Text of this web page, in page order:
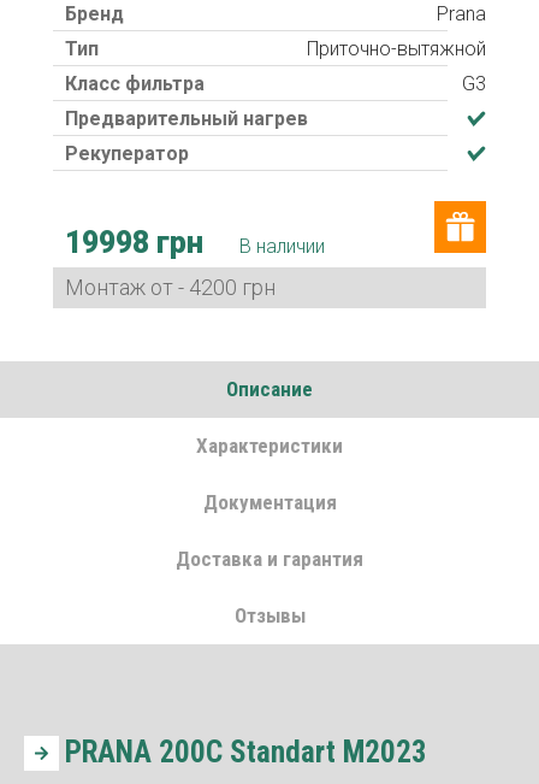
Бренд
Prana
Тип
Приточно-вытяжной
Класс фильтра
G3
Предварительный нагрев
Рекуператор
19998 грн В наличии
Монтаж от - 4200 грн
Описание
Характеристики
Документация
Доставка и гарантия
Отзывы
PRANA 200C Standart M2023